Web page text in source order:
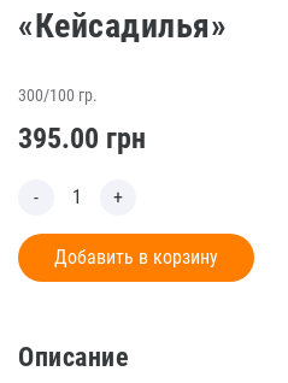
«Кейсадилья»
300/100 гр.
395.00 грн
Добавить в корзину
Описание